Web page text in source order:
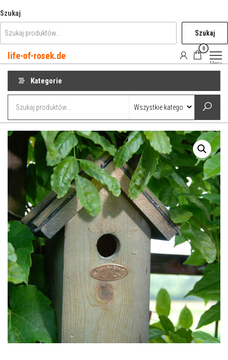
do
treści
Szukaj
Szukaj
life-of-rosek.de
0
Menu
Kategorie